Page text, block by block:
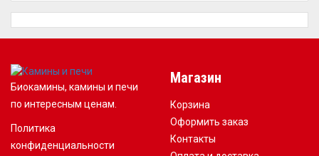
Биокамины, камины и печи
по интересным ценам.
Политика
конфиденциальности
Магазин
Корзина
Оформить заказ
Контакты